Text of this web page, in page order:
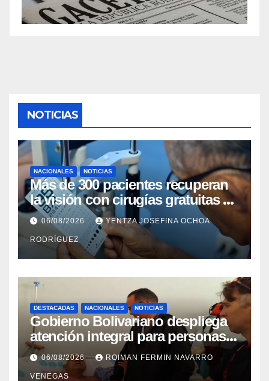
NOTICIAS
NACIONALES NOTICIAS
Más de 300 pacientes recuperan
la visión con cirugías gratuitas de
cataratas en Zulia
06/08/2026 YENTZA JOSEFINA OCHOA
RODRÍGUEZ
DESTACADAS NACIONALES NOTICIAS
Gobierno Bolivariano despliega
atención integral para personas
con discapacidad en
campamentos de La Guaira
06/08/2026 ROIMAN FERMIN NAVARRO
VENEGAS